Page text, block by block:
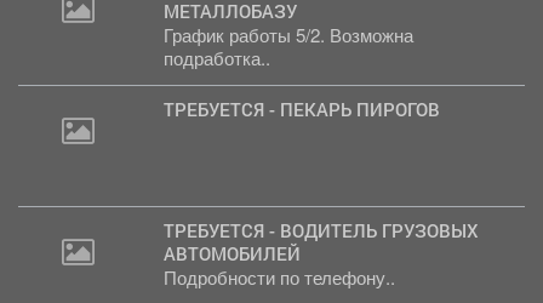
МЕТАЛЛОБАЗУ
График работы 5/2. Возможна
подработка..
ТРЕБУЕТСЯ - ПЕКАРЬ ПИРОГОВ
ТРЕБУЕТСЯ - ВОДИТЕЛЬ ГРУЗОВЫХ
АВТОМОБИЛЕЙ
Подробности по телефону..